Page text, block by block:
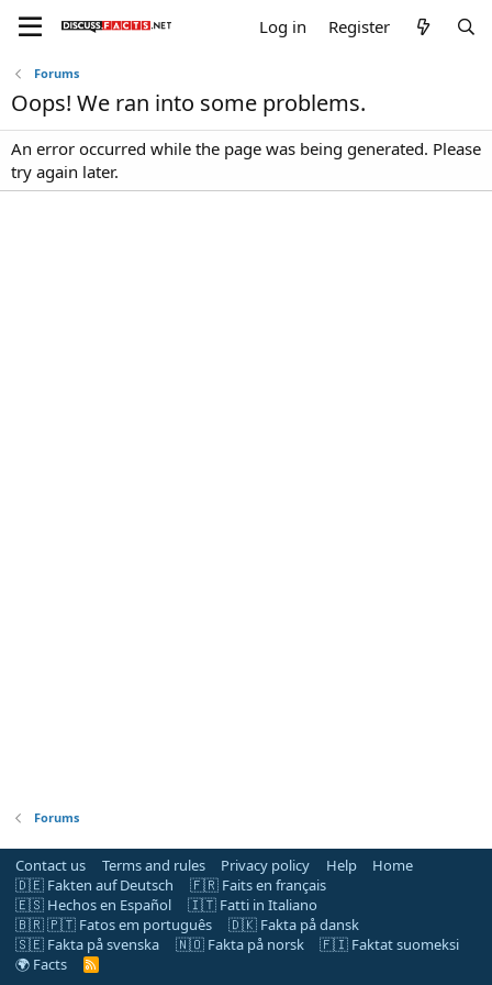
Log in Register
Forums
Oops! We ran into some problems.
An error occurred while the page was being generated. Please
try again later.
Forums
Contact us Terms and rules Privacy policy Help
Home
🇩🇪 Fakten auf Deutsch
🇫🇷 Faits en français
🇪🇸 Hechos en Español
🇮🇹 Fatti in Italiano
🇧🇷 🇵🇹 Fatos em português
🇩🇰 Fakta på dansk
🇸🇪 Fakta på svenska
🇳🇴 Fakta på norsk
🇫🇮 Faktat suomeksi
🌍 Facts
R